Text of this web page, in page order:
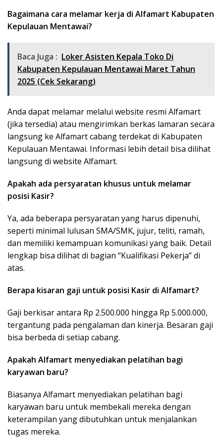
Bagaimana cara melamar kerja di Alfamart Kabupaten
Kepulauan Mentawai?
Baca Juga : Loker Asisten Kepala Toko Di
Kabupaten Kepulauan Mentawai Maret Tahun
2025 (Cek Sekarang)
Anda dapat melamar melalui website resmi Alfamart
(jika tersedia) atau mengirimkan berkas lamaran secara
langsung ke Alfamart cabang terdekat di Kabupaten
Kepulauan Mentawai. Informasi lebih detail bisa dilihat
langsung di website Alfamart.
Apakah ada persyaratan khusus untuk melamar
posisi Kasir?
Ya, ada beberapa persyaratan yang harus dipenuhi,
seperti minimal lulusan SMA/SMK, jujur, teliti, ramah,
dan memiliki kemampuan komunikasi yang baik. Detail
lengkap bisa dilihat di bagian “Kualifikasi Pekerja” di
atas.
Berapa kisaran gaji untuk posisi Kasir di Alfamart?
Gaji berkisar antara Rp 2.500.000 hingga Rp 5.000.000,
tergantung pada pengalaman dan kinerja. Besaran gaji
bisa berbeda di setiap cabang.
Apakah Alfamart menyediakan pelatihan bagi
karyawan baru?
Biasanya Alfamart menyediakan pelatihan bagi
karyawan baru untuk membekali mereka dengan
keterampilan yang dibutuhkan untuk menjalankan
tugas mereka.